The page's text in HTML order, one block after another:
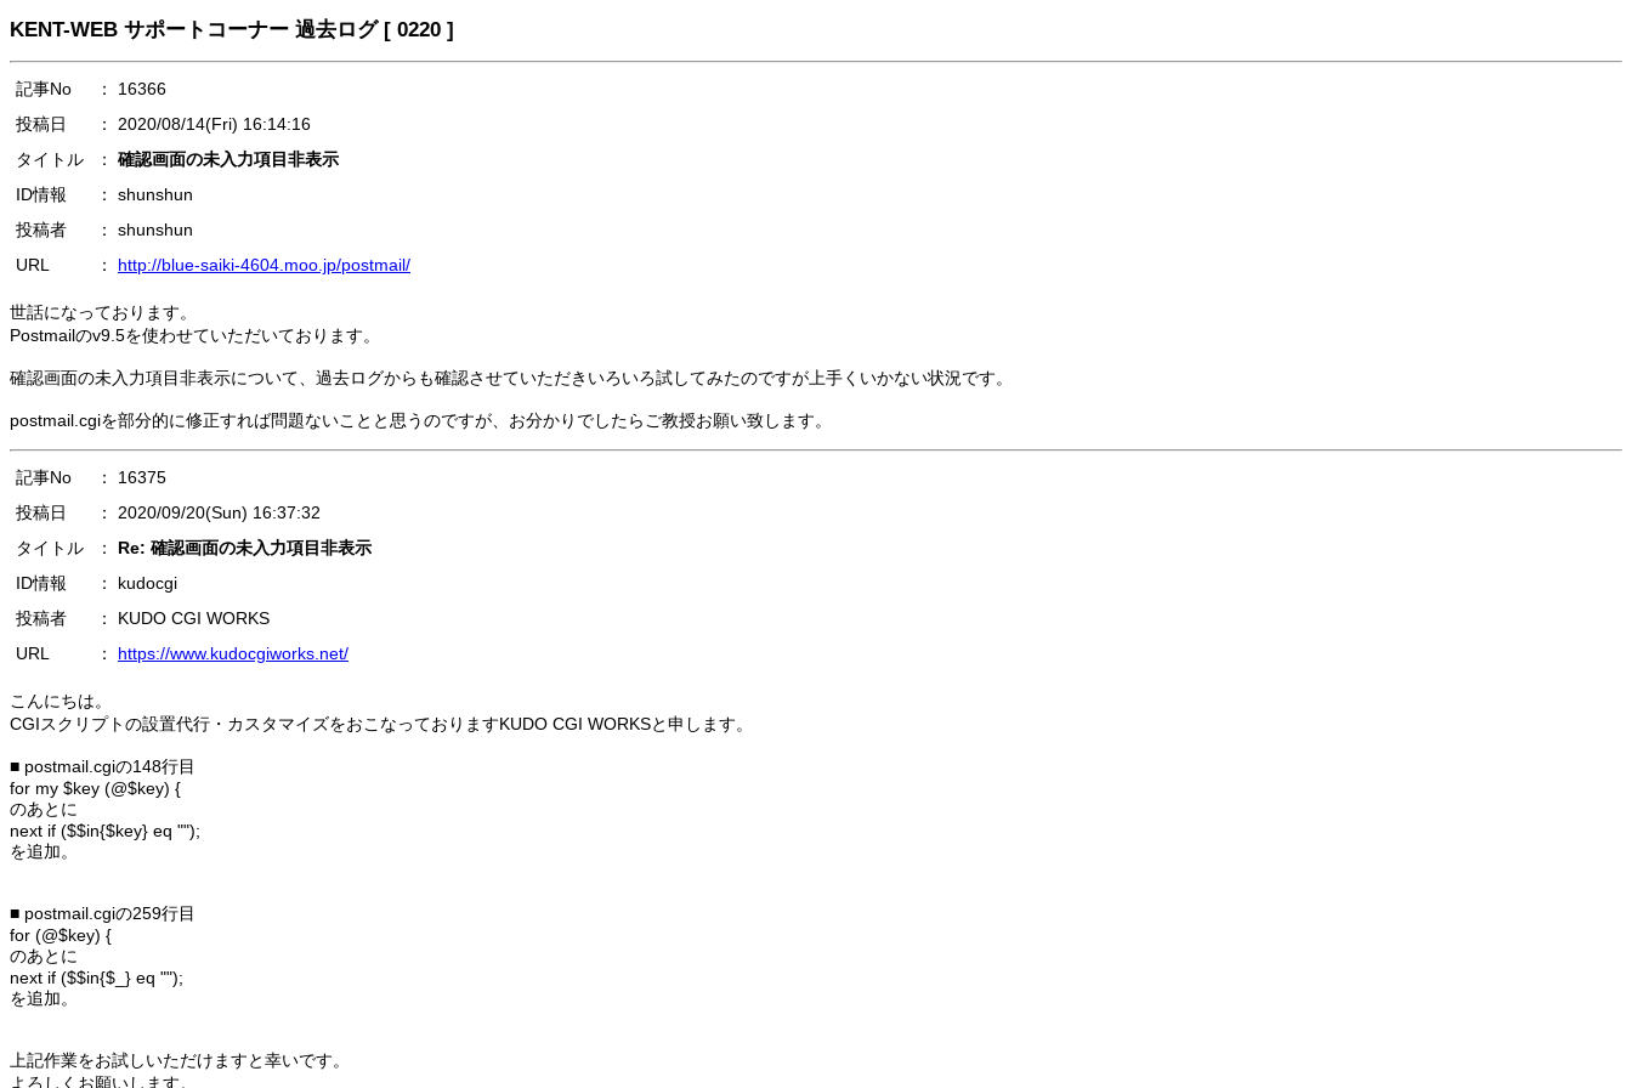
KENT-WEB サポートコーナー 過去ログ [ 0220 ]
記事No
： 16366
投稿日
： 2020/08/14(Fri) 16:14:16
タイトル
： 確認画面の未入力項目非表示
ID情報
： shunshun
投稿者
： shunshun
URL
： http://blue-saiki-4604.moo.jp/postmail/
世話になっております。
Postmailのv9.5を使わせていただいております。
確認画面の未入力項目非表示について、過去ログからも確認させていただきいろいろ試してみたのですが上手くいかない状況です。
postmail.cgiを部分的に修正すれば問題ないことと思うのですが、お分かりでしたらご教授お願い致します。
記事No
： 16375
投稿日
： 2020/09/20(Sun) 16:37:32
タイトル
： Re: 確認画面の未入力項目非表示
ID情報
： kudocgi
投稿者
： KUDO CGI WORKS
URL
： https://www.kudocgiworks.net/
こんにちは。
CGIスクリプトの設置代行・カスタマイズをおこなっておりますKUDO CGI WORKSと申します。
■ postmail.cgiの148行目
for my $key (@$key) {
のあとに
next if ($$in{$key} eq "");
を追加。
■ postmail.cgiの259行目
for (@$key) {
のあとに
next if ($$in{$_} eq "");
を追加。
上記作業をお試しいただけますと幸いです。
よろしくお願いします。